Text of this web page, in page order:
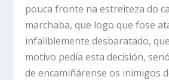
pouca fronte na estreiteza do
marchaba, que logo que fose
infaliblemente desbaratado,
motivo pedía esta decisión,
de encamiñárense os inimigos